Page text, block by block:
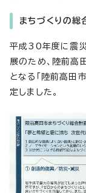
まちづくりの総
平成30年度に震
展のため、陸前高
となる「陸前高田
定しました。